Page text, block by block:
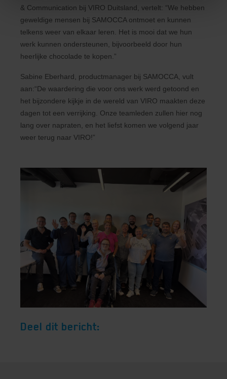
& Communication bij VIRO Duitsland, vertelt: “We hebben
geweldige mensen bij SAMOCCA ontmoet en kunnen
telkens weer van elkaar leren. Het is mooi dat we hun
werk kunnen ondersteunen, bijvoorbeeld door hun
heerlijke chocolade te kopen.”
Sabine Eberhard, productmanager bij SAMOCCA, vult
aan:“De waardering die voor ons werk werd getoond en
het bijzondere kijkje in de wereld van VIRO maakten deze
dagen tot een verrijking. Onze teamleden zullen hier nog
lang over napraten, en het liefst komen we volgend jaar
weer terug naar VIRO!”
Deel dit bericht: